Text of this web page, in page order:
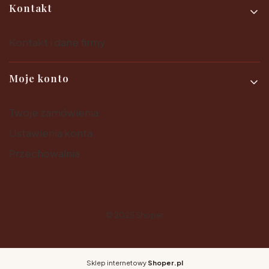
Kontakt
Moje konto
Sklep internetowy Shoper.pl